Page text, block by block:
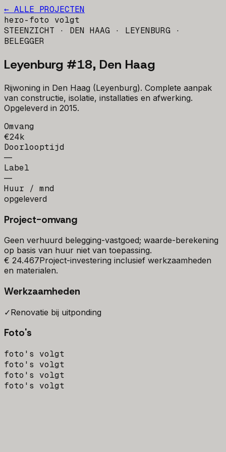
← ALLE PROJECTEN
hero-foto volgt
STEENZICHT · DEN HAAG · LEYENBURG ·
BELEGGER
Leyenburg #18, Den Haag
Rijwoning in Den Haag (Leyenburg). Complete aanpak
van constructie, isolatie, installaties en afwerking.
Opgeleverd in 2015.
Omvang
€24k
Doorlooptijd
—
Label
—
Huur / mnd
opgeleverd
Project-omvang
Geen verhuurd belegging-vastgoed; waarde-berekening
op basis van huur niet van toepassing.
€ 24.467Project-investering inclusief werkzaamheden
en materialen.
Werkzaamheden
✓Renovatie bij uitponding
Foto's
foto's volgt
foto's volgt
foto's volgt
foto's volgt